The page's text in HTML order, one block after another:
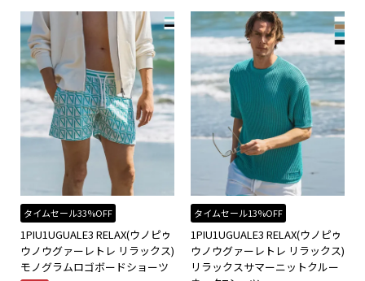
タイムセール33%OFF
1PIU1UGUALE3 RELAX(ウノピゥ
ウノウグァーレトレ リラックス)
モノグラムロゴボードショーツ
タイムセール13%OFF
1PIU1UGUALE3 RELAX(ウノピゥ
ウノウグァーレトレ リラックス)
リラックスサマーニットクルー